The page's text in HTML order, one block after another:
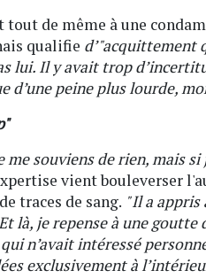
de même à une
qualifie d’"acquittement
lui. Il y avait trop
d’une peine plus lourde,
me souviens de rien, mais
vient bouleverser
traces de sang. " Il a
là, je repense à une goutte
n’avait intéressé
exclusivement à